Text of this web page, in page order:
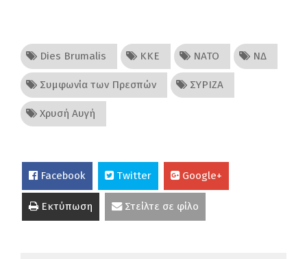
Dies Brumalis ΚΚΕ ΝΑΤΟ ΝΔ
Συμφωνία των Πρεσπών ΣΥΡΙΖΑ
Χρυσή Αυγή
Facebook Twitter Google+
Εκτύπωση Στείλτε σε φίλο